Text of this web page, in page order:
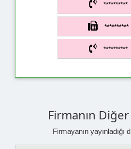
**********
**********
**********
Firmanın
Firmayanın yayınladığı